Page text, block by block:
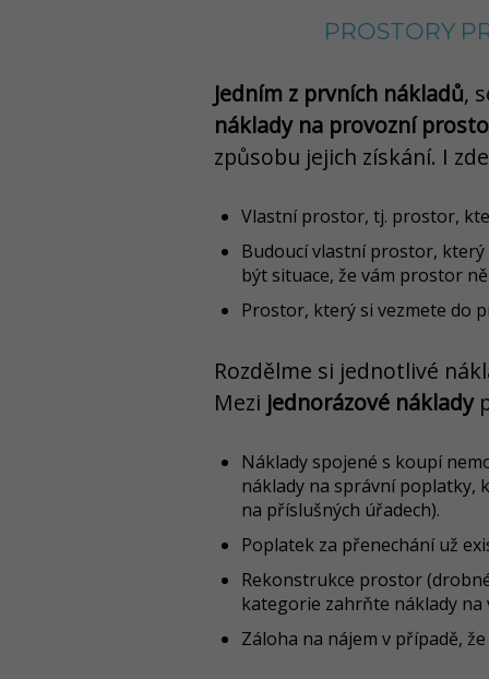
PROSTORY
Jedním z prvních nákladů,
náklady na provozní
způsobu jejich získání. I
Vlastní prostor, tj. prostor,
Budoucí vlastní prostor,
být situace, že vám prostor
Prostor, který si vezmete do
Rozdělme si jednotlivé
Mezi jednorázové náklady
Náklady spojené s koupí
náklady na správní poplatky,
na příslušných úřadech).
Poplatek za přenechání už
Rekonstrukce prostor
kategorie zahrňte náklady na
Záloha na nájem v případě,